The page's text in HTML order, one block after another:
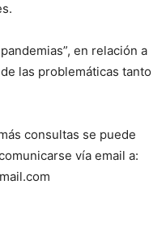
en relación a
las problemáticas tanto
consultas se puede
vía email a: